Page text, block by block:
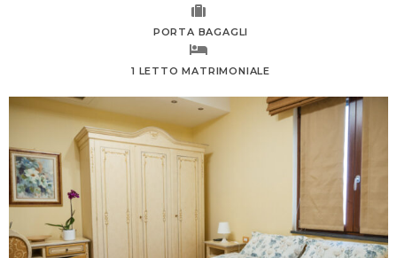
PORTA BAGAGLI
1 LETTO MATRIMONIALE